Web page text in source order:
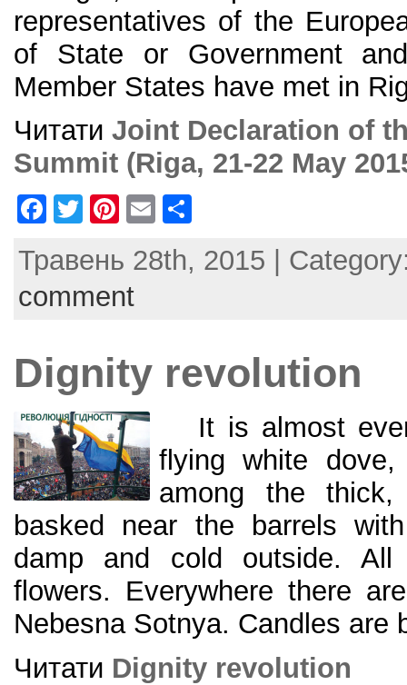
representatives of the
of State or Government
Member States have met in
Читати Joint Declaration of
Summit (Riga, 21-22 May
F
c
e
o
o
k
T
itt
er
Pi
er
e
E
ai ar
Травень 28th, 2015 |
comment
Dignity revolution
It is almost
flying white
among the
basked near the barrels
damp and cold outside.
flowers. Everywhere there
Nebesna Sotnya. Candles are
Читати Dignity revolution